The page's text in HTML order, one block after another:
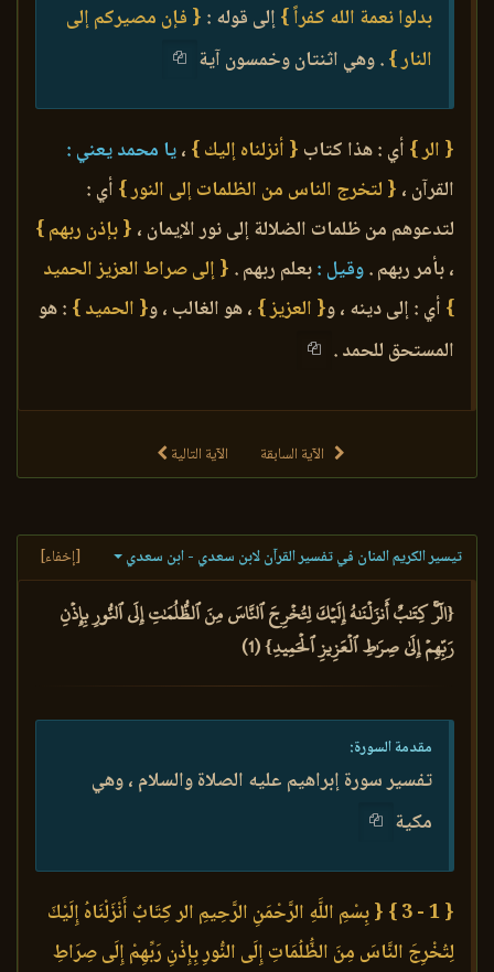
بدلوا نعمة الله كفراً }إلى قوله : { فإن مصيركم إلى
النار }. وهي اثنتان وخمسون آية
{ الر } أي : هذا كتاب { أنزلناه إليك } ،يا محمد يعني :
القرآن ، { لتخرج الناس من الظلمات إلى النور } أي :
لتدعوهم من ظلمات الضلالة إلى نور الإيمان ، { بإذن ربهم }
، بأمر ربهم .وقيل :بعلم ربهم . { إلى صراط العزيز الحميد
} أي : إلى دينه ، و{ العزيز } ، هو الغالب ، و{ الحميد } : هو
المستحق للحمد .
الآية السابقة الآية التالية
تيسير الكريم المنان في تفسير القرآن لابن سعدي - ابن سعدي [إخفاء]
{الٓرۚ كِتَٰبٌ أَنزَلۡنَٰهُ إِلَيۡكَ لِتُخۡرِجَ ٱلنَّاسَ مِنَ ٱلظُّلُمَٰتِ إِلَى ٱلنُّورِ بِإِذۡنِ
رَبِّهِمۡ إِلَىٰ صِرَٰطِ ٱلۡعَزِيزِ ٱلۡحَمِيدِ} (1)
مقدمة السورة:
تفسير سورة إبراهيم عليه الصلاة والسلام ، وهي
مكية
{ 1 - 3 }
{ بِسْمِ اللَّهِ الرَّحْمَنِ الرَّحِيمِ الر كِتَابٌ أَنْزَلْنَاهُ إِلَيْكَ
لِتُخْرِجَ النَّاسَ مِنَ الظُّلُمَاتِ إِلَى النُّورِ بِإِذْنِ رَبِّهِمْ إِلَى صِرَاطِ